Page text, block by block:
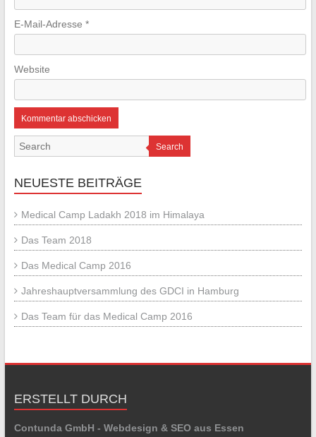
E-Mail-Adresse *
Website
Search
NEUESTE BEITRÄGE
Medical Camp Ladakh 2018 im Himalaya
Das Team 2018
Das Medical Camp 2016
Jahreshauptversammlung des GDCI in Hamburg
Das Team für das Medical Camp 2016
ERSTELLT DURCH
Contunda GmbH - Webdesign & SEO aus Essen